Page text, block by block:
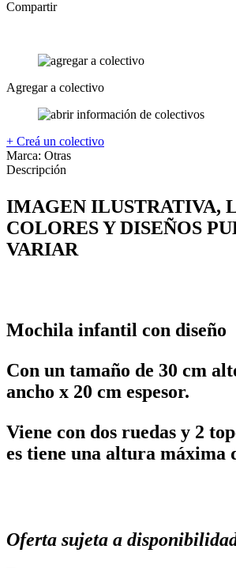
Compartir
Agregar a colectivo
+ Creá un colectivo
Marca: Otras
Descripción
IMAGEN ILUSTRATIVA,
COLORES Y DISEÑOS
VARIAR
Mochila infantil con diseño
Con un tamaño de 30 cm
ancho x 20 cm espesor.
Viene con dos ruedas y 2
es tiene una altura máxima
Oferta sujeta a